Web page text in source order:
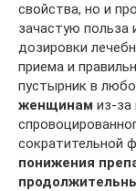
свойства, но и
зачастую польза
дозировки
приема и
пустырник в
женщинам из-за
сократительной
понижения